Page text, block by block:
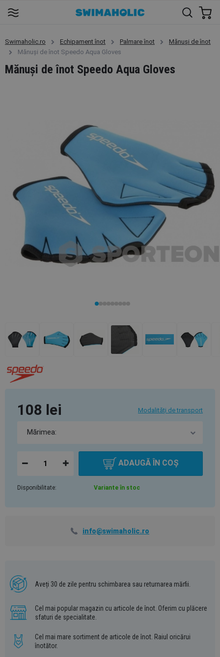
Swimaholic.ro Echipament înot Palmare înot
Mănuși de înot
Mănuşi de înot Speedo Aqua Gloves
Mănuşi de înot Speedo Aqua Gloves
108 lei Modalități de transport
ADAUGĂ ÎN COȘ
Disponibilitate: Variante în stoc
info@swimaholic.ro
Aveți 30 de zile pentru schimbarea sau returnarea mărfii.
Cel mai popular magazin cu articole de înot. Oferim cu plăcere
sfaturi de specialitate.
Cel mai mare sortiment de articole de înot. Raiul oricărui
înotător.